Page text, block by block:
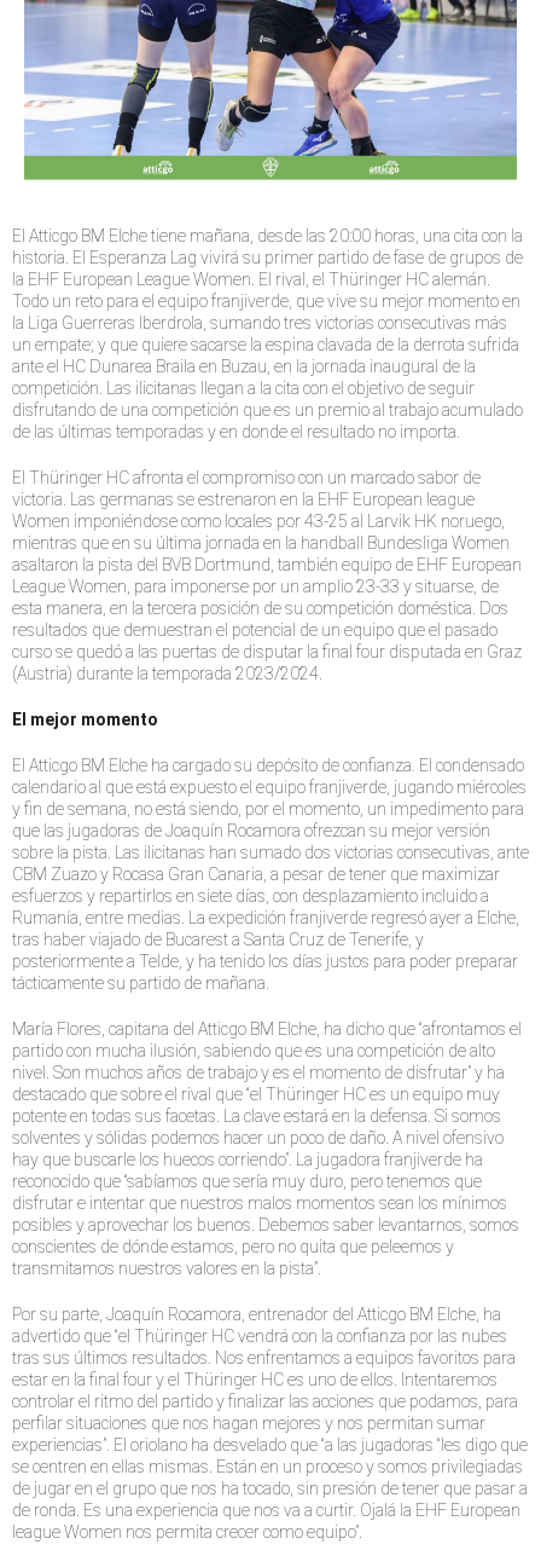
El Atticgo BM Elche tiene mañana, desde las 20:00 horas, una cita con la
historia. El Esperanza Lag vivirá su primer partido de fase de grupos de
la EHF European League Women. El rival, el Thüringer HC alemán.
Todo un reto para el equipo franjiverde, que vive su mejor momento en
la Liga Guerreras Iberdrola, sumando tres victorias consecutivas más
un empate; y que quiere sacarse la espina clavada de la derrota sufrida
ante el HC Dunarea Braila en Buzau, en la jornada inaugural de la
competición. Las ilicitanas llegan a la cita con el objetivo de seguir
disfrutando de una competición que es un premio al trabajo acumulado
de las últimas temporadas y en donde el resultado no importa.
El Thüringer HC afronta el compromiso con un marcado sabor de
victoria. Las germanas se estrenaron en la EHF European league
Women imponiéndose como locales por 43-25 al Larvik HK noruego,
mientras que en su última jornada en la handball Bundesliga Women
asaltaron la pista del BVB Dortmund, también equipo de EHF European
League Women, para imponerse por un amplio 23-33 y situarse, de
esta manera, en la tercera posición de su competición doméstica. Dos
resultados que demuestran el potencial de un equipo que el pasado
curso se quedó a las puertas de disputar la final four disputada en Graz
(Austria) durante la temporada 2023/2024.
El mejor momento
El Atticgo BM Elche ha cargado su depósito de confianza. El condensado
calendario al que está expuesto el equipo franjiverde, jugando miércoles
y fin de semana, no está siendo, por el momento, un impedimento para
que las jugadoras de Joaquín Rocamora ofrezcan su mejor versión
sobre la pista. Las ilicitanas han sumado dos victorias consecutivas, ante
CBM Zuazo y Rocasa Gran Canaria, a pesar de tener que maximizar
esfuerzos y repartirlos en siete días, con desplazamiento incluido a
Rumanía, entre medias. La expedición franjiverde regresó ayer a Elche,
tras haber viajado de Bucarest a Santa Cruz de Tenerife, y
posteriormente a Telde, y ha tenido los días justos para poder preparar
tácticamente su partido de mañana.
María Flores, capitana del Atticgo BM Elche, ha dicho que “afrontamos el
partido con mucha ilusión, sabiendo que es una competición de alto
nivel. Son muchos años de trabajo y es el momento de disfrutar” y ha
destacado que sobre el rival que “el Thüringer HC es un equipo muy
potente en todas sus facetas. La clave estará en la defensa. Si somos
solventes y sólidas podemos hacer un poco de daño. A nivel ofensivo
hay que buscarle los huecos corriendo”. La jugadora franjiverde ha
reconocido que “sabíamos que sería muy duro, pero tenemos que
disfrutar e intentar que nuestros malos momentos sean los mínimos
posibles y aprovechar los buenos. Debemos saber levantarnos, somos
conscientes de dónde estamos, pero no quita que peleemos y
transmitamos nuestros valores en la pista”.
Por su parte, Joaquín Rocamora, entrenador del Atticgo BM Elche, ha
advertido que “el Thüringer HC vendrá con la confianza por las nubes
tras sus últimos resultados. Nos enfrentamos a equipos favoritos para
estar en la final four y el Thüringer HC es uno de ellos. Intentaremos
controlar el ritmo del partido y finalizar las acciones que podamos, para
perfilar situaciones que nos hagan mejores y nos permitan sumar
experiencias”. El oriolano ha desvelado que “a las jugadoras “les digo que
se centren en ellas mismas. Están en un proceso y somos privilegiadas
de jugar en el grupo que nos ha tocado, sin presión de tener que pasar a
de ronda. Es una experiencia que nos va a curtir. Ojalá la EHF European
league Women nos permita crecer como equipo”.